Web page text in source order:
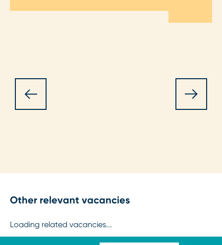
Other relevant vacancies
Loading related vacancies...